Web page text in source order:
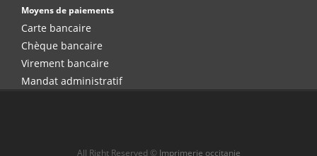
Moyens de paiements
Carte bancaire
Chèque bancaire
Virement bancaire
Mandat administratif
All Right Reserved © Imprimerie occitanie